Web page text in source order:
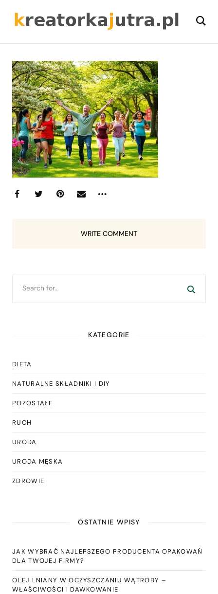
WRITE COMMENT
KATEGORIE
DIETA
NATURALNE SKŁADNIKI I DIY
POZOSTAŁE
RUCH
URODA
URODA MĘSKA
ZDROWIE
OSTATNIE WPISY
JAK WYBRAĆ NAJLEPSZEGO PRODUCENTA OPAKOWAŃ
DLA TWOJEJ FIRMY?
OLEJ LNIANY W OCZYSZCZANIU WĄTROBY –
WŁAŚCIWOŚCI I DAWKOWANIE